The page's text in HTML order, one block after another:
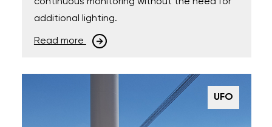
continuous monitoring without the need for
additional lighting.
Read more
UFO